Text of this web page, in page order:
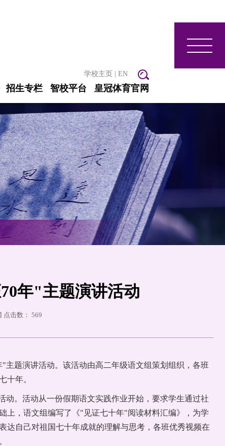
学校主页 EN
招生专栏 智校平台 皇冠体育官网
年"主题演讲活动
点击数：569
主题演讲活动。该活动由高二年级语文组策划组织，各班
十年。
。活动从一份假期语文实践作业开始，要求学生通过社
上，语文组编写了《"见证七十年"阅读材料汇编》，为学
达自己对祖国七十年成就的理解与思考，各班优秀视频在